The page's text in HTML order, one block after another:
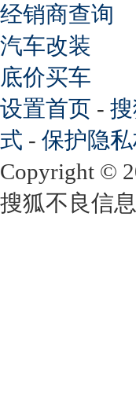
经销商查询
汽车改装
底价买车
设置首页 -
式 - 保护隐私
Copyright ©
搜狐不良信